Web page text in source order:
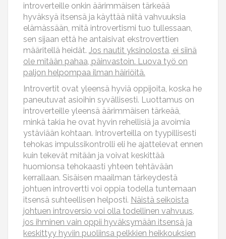
introverteille onkin äärimmäisen tärkeää
hyväksyä itsensä ja käyttää niitä vahvuuksia
elämässään, mitä introvertismi tuo tullessaan,
sen sijaan että he antaisivat ekstroverttien
määritellä heidät. Jos nautit yksinolosta, ei siinä
ole mitään pahaa, päinvastoin. Luova työ on
paljon helpompaa ilman häiriöitä.
Introvertit ovat yleensä hyviä oppijoita, koska he
paneutuvat asioihin syvällisesti. Luottamus on
introverteille yleensä äärimmäisen tärkeää,
minkä takia he ovat hyvin rehellisiä ja avoimia
ystäviään kohtaan. Introverteilla on tyypillisesti
tehokas impulssikontrolli eli he ajattelevat ennen
kuin tekevät mitään ja voivat keskittää
huomionsa tehokaasti yhteen tehtävään
kerrallaan. Sisäisen maailman tärkeydestä
johtuen introvertti voi oppia todella tuntemaan
itsensä suhteellisen helposti. Näistä seikoista
johtuen introversio voi olla todellinen vahvuus,
jos ihminen vain oppii hyväksymään itsensä ja
keskittyy hyviin puoliinsa pelkkien heikkouksien